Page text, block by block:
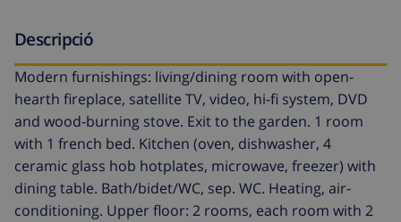
Descripció
Modern furnishings: living/dining room with open-
hearth fireplace, satellite TV, video, hi-fi system, DVD
and wood-burning stove. Exit to the garden. 1 room
with 1 french bed. Kitchen (oven, dishwasher, 4
ceramic glass hob hotplates, microwave, freezer) with
dining table. Bath/bidet/WC, sep. WC. Heating, air-
conditioning. Upper floor: 2 rooms, each room with 2